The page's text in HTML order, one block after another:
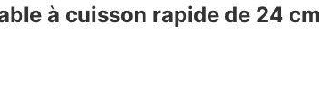
à cuisson rapide de 24 cm